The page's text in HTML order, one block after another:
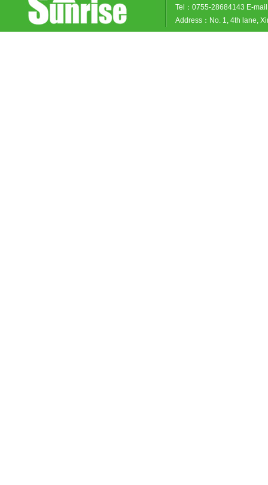
Tel：0755-28684143 E-
Address：No. 1, 4th lane,